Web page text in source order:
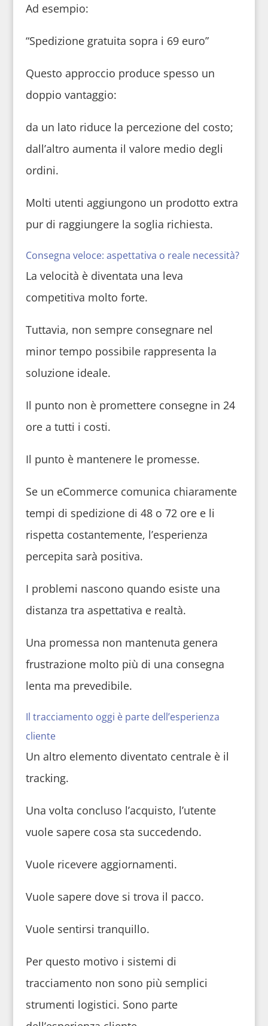
Ad esempio:
“Spedizione gratuita sopra i 69 euro”
Questo approccio produce spesso un
doppio vantaggio:
da un lato riduce la percezione del costo;
dall’altro aumenta il valore medio degli
ordini.
Molti utenti aggiungono un prodotto extra
pur di raggiungere la soglia richiesta.
Consegna veloce: aspettativa o reale necessità?
La velocità è diventata una leva
competitiva molto forte.
Tuttavia, non sempre consegnare nel
minor tempo possibile rappresenta la
soluzione ideale.
Il punto non è promettere consegne in 24
ore a tutti i costi.
Il punto è mantenere le promesse.
Se un eCommerce comunica chiaramente
tempi di spedizione di 48 o 72 ore e li
rispetta costantemente, l’esperienza
percepita sarà positiva.
I problemi nascono quando esiste una
distanza tra aspettativa e realtà.
Una promessa non mantenuta genera
frustrazione molto più di una consegna
lenta ma prevedibile.
Il tracciamento oggi è parte dell’esperienza
cliente
Un altro elemento diventato centrale è il
tracking.
Una volta concluso l’acquisto, l’utente
vuole sapere cosa sta succedendo.
Vuole ricevere aggiornamenti.
Vuole sapere dove si trova il pacco.
Vuole sentirsi tranquillo.
Per questo motivo i sistemi di
tracciamento non sono più semplici
strumenti logistici. Sono parte